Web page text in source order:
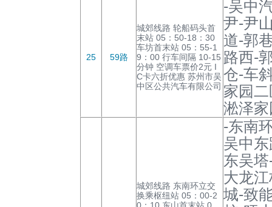
25 59路
城郊线路 轮船码头首
末站 05：50-18：30
车坊首末站 05：55-1
9：00 行车间隔 10-15
分钟 空调车票价2元 I
C卡六折优惠 苏州市吴
中区公共汽车有限公司
-吴中
尹-尹
道-郭
路西-
仓-车
家园
淞泽
城郊线路 东南环立交
换乘枢纽站 05：00-2
-东南
吴中
东吴
大龙
城-致